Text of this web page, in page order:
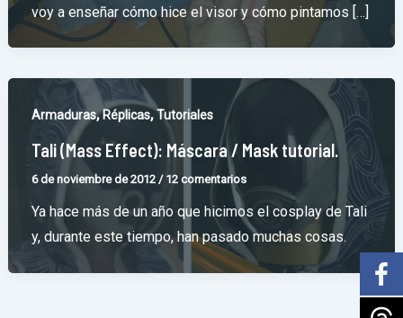
voy a enseñar cómo hice el visor y cómo pintamos […]
Armaduras,Réplicas,Tutoriales
Tali (Mass Effect): Máscara / Mask tutorial.
6 de noviembre de 2012 / 12 comentarios
Ya hace más de un año que hicimos el cosplay de Tali
y, durante este tiempo, han pasado muchas cosas.